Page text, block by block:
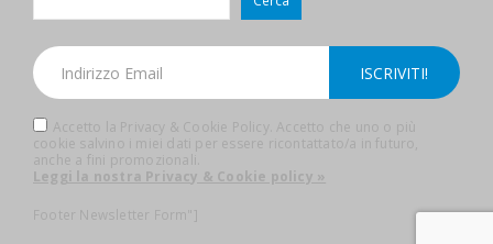
Accetto la Privacy & Cookie Policy. Accetto che uno o più
cookie salvino i miei dati per essere ricontattato/a in futuro,
anche a fini promozionali.
Leggi la nostra Privacy & Cookie policy »
Footer Newsletter Form"]